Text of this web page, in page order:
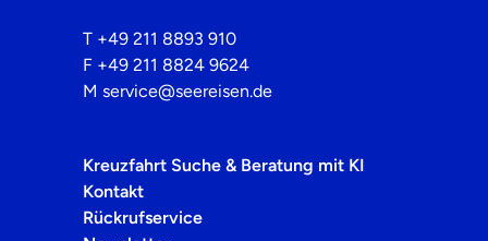
T +49 211 8893 910
F +49 211 8824 9624
M service@seereisen.de
Kreuzfahrt Suche & Beratung mit KI
Kontakt
Rückrufservice